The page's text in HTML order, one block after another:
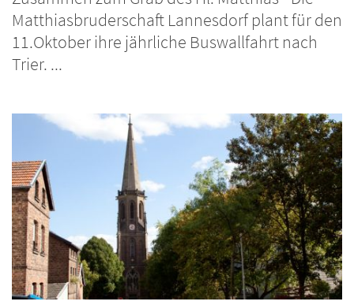
Matthiasbruderschaft Lannesdorf plant für den
11.Oktober ihre jährliche Buswallfahrt nach
Trier. ...